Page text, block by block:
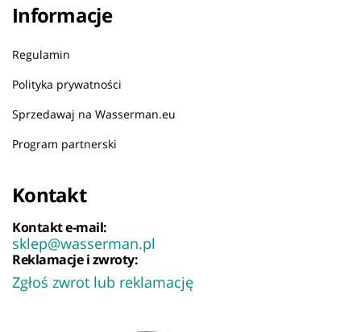
Informacje
Regulamin
Polityka prywatności
Sprzedawaj na Wasserman.eu
Program partnerski
Kontakt
Kontakt e-mail:
sklep@wasserman.pl
Reklamacje i zwroty:
Zgłoś zwrot lub reklamację